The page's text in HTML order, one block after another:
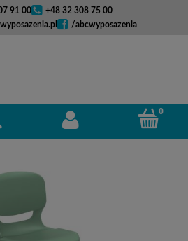
91 00
+48 32 308 75 00
/abcwyposazenia